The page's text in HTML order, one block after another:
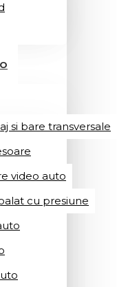
si bare transversale
video auto
cu presiune